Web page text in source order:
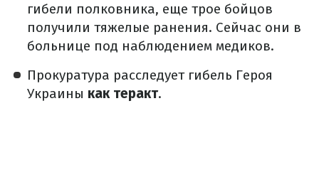
гибели полковника, еще трое бойцов
получили тяжелые ранения. Сейчас они в
больнице под наблюдением медиков.
Прокуратура расследует гибель Героя
Украины как теракт.